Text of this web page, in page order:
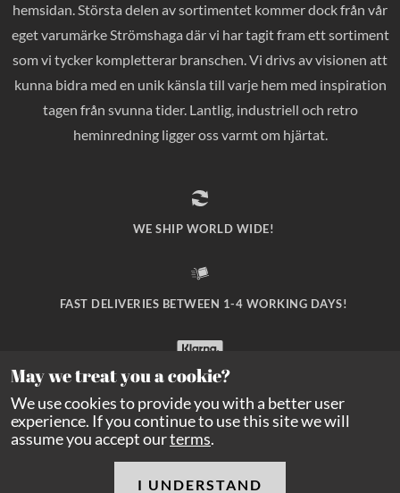
hemsidan. Största delen av sortimentet kommer dock från vår
eget varumärke Strömshaga där vi har tagit fram ett sortiment
som vi tycker kompletterar branschen. Vi drivs av visionen att
kunna bidra med en unik känsla till varje hem med inspiration
tagen från svunna tider. Lantlig, industriell och retro
heminredning ligger oss varmt om hjärtat.
WE SHIP WORLD WIDE!
FAST DELIVERIES BETWEEN 1-4 WORKING DAYS!
SAFE PAYMENT WITH KLARNA CHECKOUT!
May we treat you a cookie?
We use cookies to provide you with a better user
experience. If you continue to use this site we will
assume you accept ourterms.
I UNDERSTAND